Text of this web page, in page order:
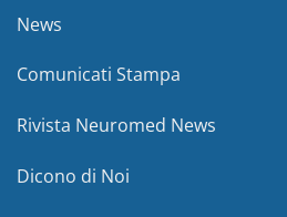
News
Comunicati Stampa
Rivista Neuromed News
Dicono di Noi